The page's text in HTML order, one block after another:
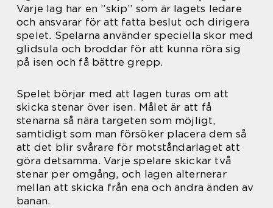
Varje lag har en ”skip” som är lagets ledare
och ansvarar för att fatta beslut och dirigera
spelet. Spelarna använder speciella skor med
glidsula och broddar för att kunna röra sig
på isen och få bättre grepp.
Spelet börjar med att lagen turas om att
skicka stenar över isen. Målet är att få
stenarna så nära targeten som möjligt,
samtidigt som man försöker placera dem så
att det blir svårare för motståndarlaget att
göra detsamma. Varje spelare skickar två
stenar per omgång, och lagen alternerar
mellan att skicka från ena och andra änden av
banan.